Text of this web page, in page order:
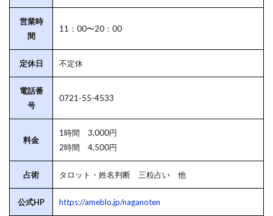
営業時
間
11：00〜20：00
定休日 不定休
電話番
号
0721-55-4533
料金
1時間 3,000円
2時間 4,500円
占術 タロット・姓名判断 三粒占い 他
公式HP https://ameblo.jp/naganoten